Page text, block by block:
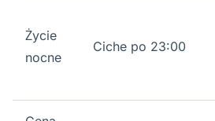
Życie
nocne
Ciche po 23:00